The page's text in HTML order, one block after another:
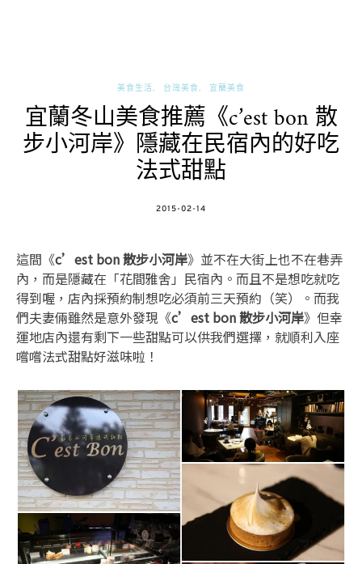
美食生活 台灣美食 宜蘭美食
宜蘭冬山美食推薦《c’est bon 散
步小河岸》隱藏在民宿內的好吃
法式甜點
POSTED
2015-02-14
這間《c’est bon 散步小河岸》並不在大街上也不在巷弄
內，而是隱藏在「花間雅舍」民宿內。而且不是想吃就吃
得到喔，店內採預約制想吃必須前三天預約（笑）。而我
們夫妻倆雖然是意外發現《c’est bon 散步小河岸》但幸
運地店內還有剩下一些甜點可以供我們選擇，就順利入座
嚐嚐法式甜點好滋味啦！